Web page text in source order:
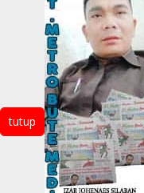
tutup